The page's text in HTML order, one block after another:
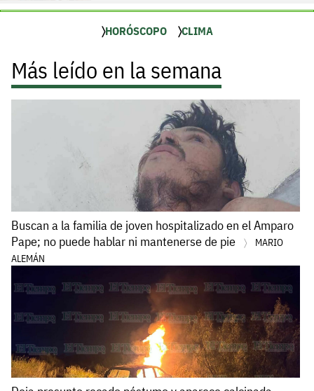
HORÓSCOPO CLIMA
Más leído en la semana
Buscan a la familia de joven hospitalizado en el Amparo
Pape; no puede hablar ni mantenerse de pie
MARIO
ALEMÁN